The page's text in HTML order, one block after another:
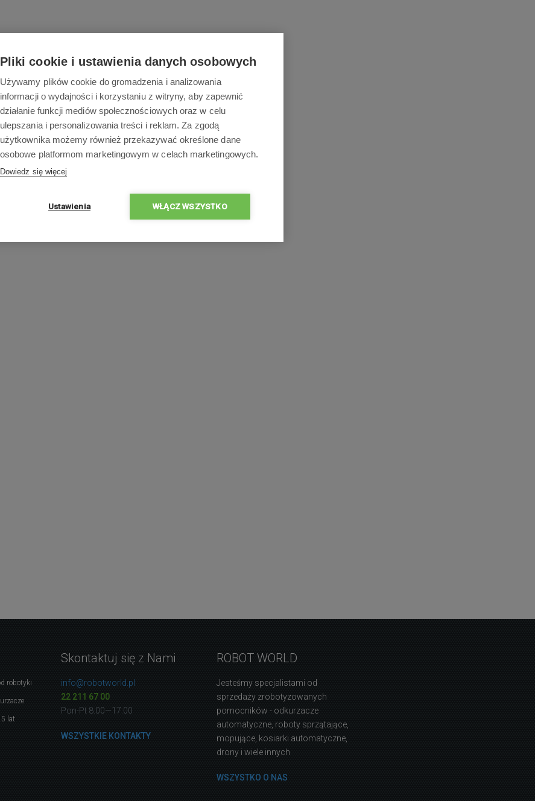
robotyki
lat
Skontaktuj się z Nami
info@robotworld.pl
22 211 67 00
Pon-Pt 8:00—17:00
WSZYSTKIE KONTAKTY
ROBOT WORLD
Jesteśmy specjalistami od
sprzedaży zrobotyzowanych
pomocników - odkurzacze
automatyczne, roboty sprzątające,
mopujące, kosiarki automatyczne,
drony i wiele innych
WSZYSTKO O NAS
Pliki cookie i ustawienia danych osobowych
Używamy plików cookie do gromadzenia i analizowania
informacji o wydajności i korzystaniu z witryny, aby zapewnić
działanie funkcji mediów społecznościowych oraz w celu
ulepszania i personalizowania treści i reklam. Za zgodą
użytkownika możemy również przekazywać określone dane
osobowe platformom marketingowym w celach marketingowych.
Dowiedz się więcej
Ustawienia WŁĄCZ WSZYSTKO